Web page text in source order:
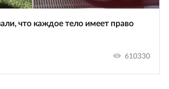
что каждое тело имеет право
610330